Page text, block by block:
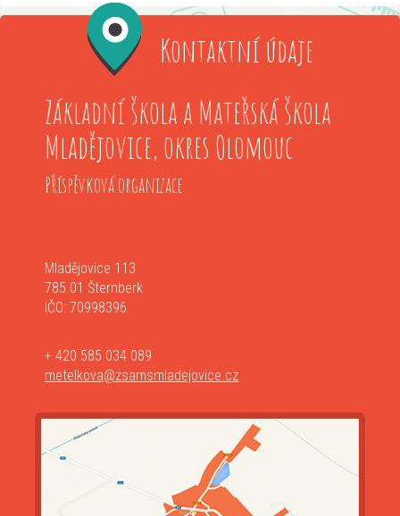
Kontaktní údaje
Základní škola a Mateřská škola
Mladějovice, okres Olomouc
Příspěvková organizace
Mladějovice 113
785 01 Šternberk
IČO: 70998396
+ 420 585 034 089
metelkova@zsamsmladejovice.cz